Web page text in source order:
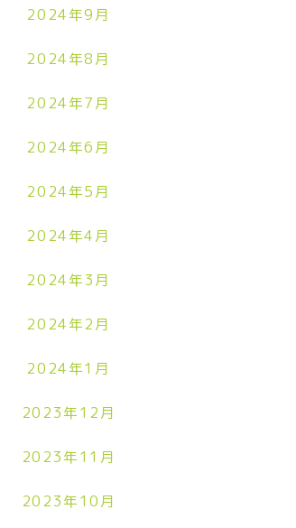
2024年9月
2024年8月
2024年7月
2024年6月
2024年5月
2024年4月
2024年3月
2024年2月
2024年1月
2023年12月
2023年11月
2023年10月